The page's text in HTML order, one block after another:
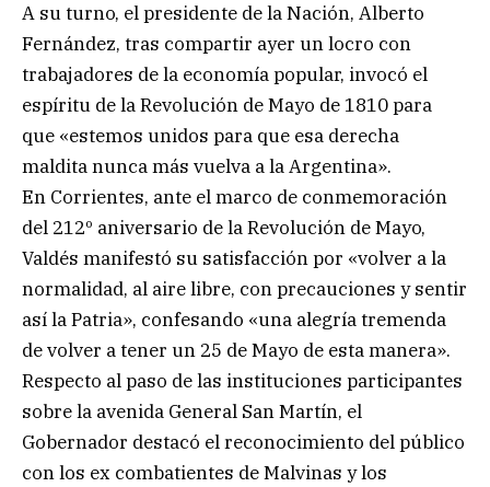
A su turno, el presidente de la Nación, Alberto
Fernández, tras compartir ayer un locro con
trabajadores de la economía popular, invocó el
espíritu de la Revolución de Mayo de 1810 para
que «estemos unidos para que esa derecha
maldita nunca más vuelva a la Argentina».
En Corrientes, ante el marco de conmemoración
del 212º aniversario de la Revolución de Mayo,
Valdés manifestó su satisfacción por «volver a la
normalidad, al aire libre, con precauciones y sentir
así la Patria», confesando «una alegría tremenda
de volver a tener un 25 de Mayo de esta manera».
Respecto al paso de las instituciones participantes
sobre la avenida General San Martín, el
Gobernador destacó el reconocimiento del público
con los ex combatientes de Malvinas y los